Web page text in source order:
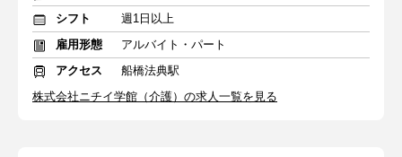
シフト
週1日以上
雇用形態
アルバイト・パート
アクセス
船橋法典駅
株式会社ニチイ学館（介護）の求人一覧を見る